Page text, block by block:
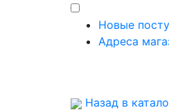
Новые
Адреса
Назад в